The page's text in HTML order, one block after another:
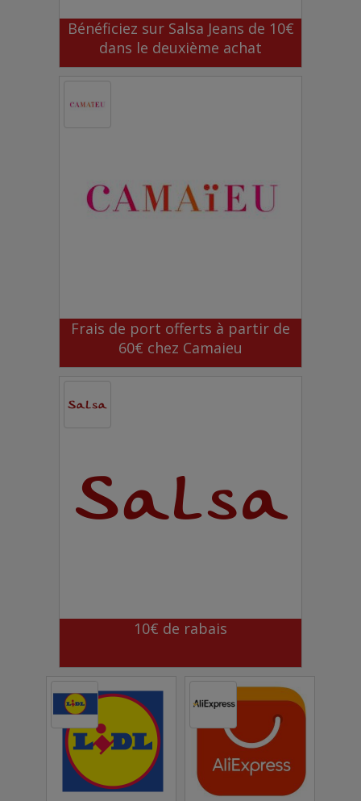
Bénéficiez sur Salsa Jeans de 10€
dans le deuxième achat
Frais de port offerts à partir de
60€ chez Camaieu
10€ de rabais